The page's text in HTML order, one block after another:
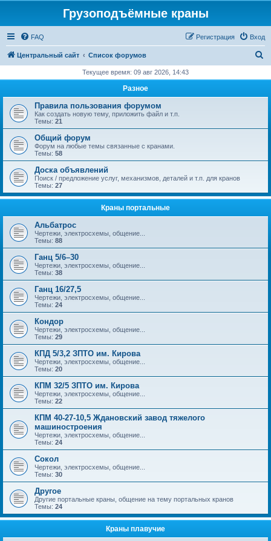
Грузоподъёмные краны
FAQ Вход
Регистрация
Центральный сайт Список форумов
с
Текущее время: 09 авг 2026, 14:43
Разное
Правила пользования форумом
Как создать новую тему, приложить файл и т.п.
Темы: 21
Общий форум
Форум на любые темы связанные с кранами.
Темы: 58
Доска объявлений
Поиск / предложение услуг, механизмов, деталей и т.п. для кранов
Темы: 27
Краны портальные
Альбатрос
Чертежи, электросхемы, общение...
Темы: 88
Ганц 5/6–30
Чертежи, электросхемы, общение...
Темы: 38
Ганц 16/27,5
Чертежи, электросхемы, общение...
Темы: 24
Кондор
Чертежи, электросхемы, общение...
Темы: 29
КПД 5/3,2 ЗПТО им. Кирова
Чертежи, электросхемы, общение...
Темы: 20
КПМ 32/5 ЗПТО им. Кирова
Чертежи, электросхемы, общение...
Темы: 22
КПМ 40-27-10,5 Ждановский завод тяжелого
машиностроения
Чертежи, электросхемы, общение...
Темы: 24
Сокол
Чертежи, электросхемы, общение...
Темы: 30
Другое
Другие портальные краны, общение на тему портальных кранов
Темы: 24
Краны плавучие